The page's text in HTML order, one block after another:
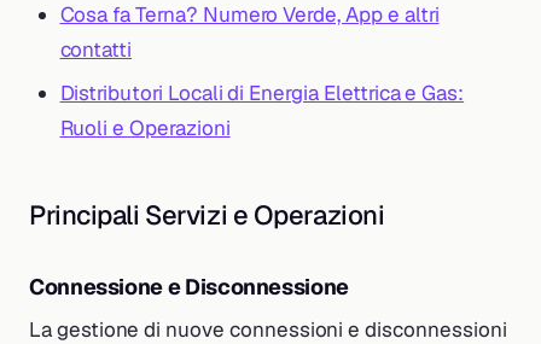
Cosa fa Terna? Numero Verde, App e altri
contatti
Distributori Locali di Energia Elettrica e Gas:
Ruoli e Operazioni
Principali Servizi e Operazioni
Connessione e Disconnessione
La gestione di nuove connessioni e disconnessioni